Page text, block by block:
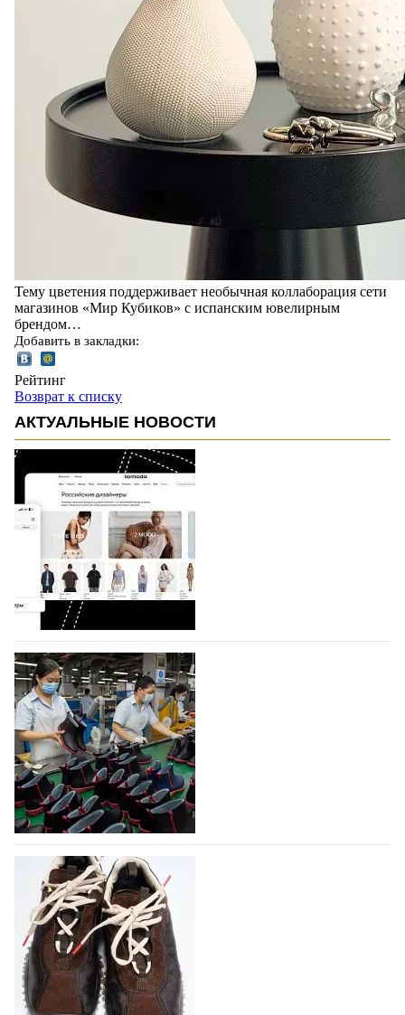
Тему цветения поддерживает необычная коллаборация сети
магазинов «Мир Кубиков» с испанским ювелирным
брендом…
Добавить в закладки:
Рейтинг
Возврат к списку
АКТУАЛЬНЫЕ НОВОСТИ
На платформе Lamoda - новый раздел и
условия продвижения локальных
дизайнерских марок
Российский маркетплейс Lamoda решил обновить
раздел для продажи продукции локальных
дизайнерских марок одежды, обуви и аксессуаров.
Бренды также получат маркетинговую…
06.08.2026 321
Объем мирового производства обуви в
2025 году практически не увеличился
В 2025 году мировое производство обуви
практически не изменилось, зафиксировав
незначительный рост на 0,1% до 24,6 млрд пар, -
данные опубликованы в аналитическом вестнике